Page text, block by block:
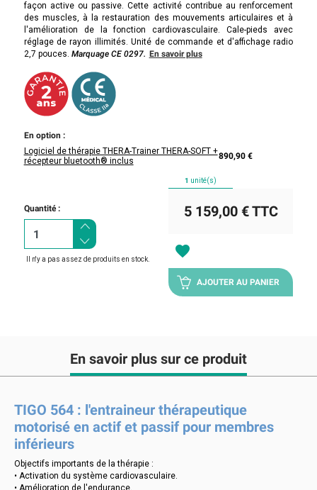
façon active ou passive. Cette activité contribue au renforcement
des muscles, à la restauration des mouvements articulaires et à
l'amélioration de la fonction cardiovasculaire. Cale-pieds avec
réglage de rayon illimités. Unité de commande et d'affichage radio
2,7 pouces. Marquage CE 0297. En savoir plus
En option :
Logiciel de thérapie THERA-Trainer THERA-SOFT +
récepteur bluetooth® inclus
890,90 €
Quantité :
Il n'y a pas assez de produits en stock.
1 unité(s)
5 159,00 €TTC
favorite
AJOUTER AU PANIER
En savoir plus sur ce produit
TIGO 564 : l'entraineur thérapeutique
motorisé en actif et passif pour membres
inférieurs
Objectifs importants de la thérapie :
• Activation du système cardiovasculaire.
• Amélioration de l'endurance.